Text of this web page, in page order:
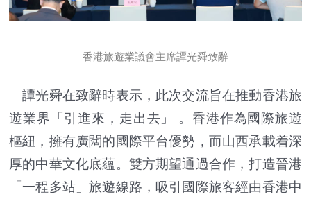
香港旅遊業議會主席譚光舜致辭
譚光舜在致辭時表示，此次交流旨在推動香港旅
遊業界「引進來，走出去」 。香港作為國際旅遊
樞紐，擁有廣闊的國際平台優勢，而山西承載着深
厚的中華文化底蘊。雙方期望通過合作，打造晉港
「一程多站」旅遊線路，吸引國際旅客經由香港中